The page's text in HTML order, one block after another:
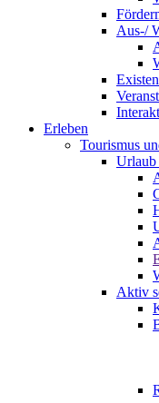
Aus-/
Erleben
Tourismus
Urlaub
Aktiv